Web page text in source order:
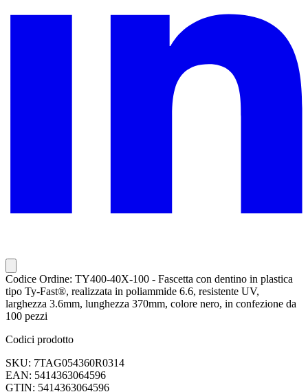
Codice Ordine: TY400-40X-100 - Fascetta con dentino in plastica
tipo Ty-Fast®, realizzata in poliammide 6.6, resistente UV,
larghezza 3.6mm, lunghezza 370mm, colore nero, in confezione da
100 pezzi
Codici prodotto
SKU: 7TAG054360R0314
EAN: 5414363064596
GTIN: 5414363064596